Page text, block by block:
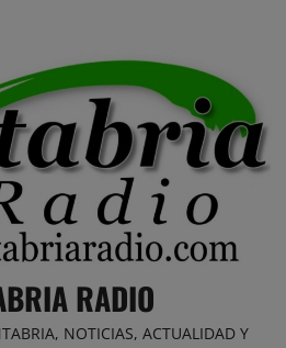
RADIO
NOTICIAS, ACTUALIDAD Y